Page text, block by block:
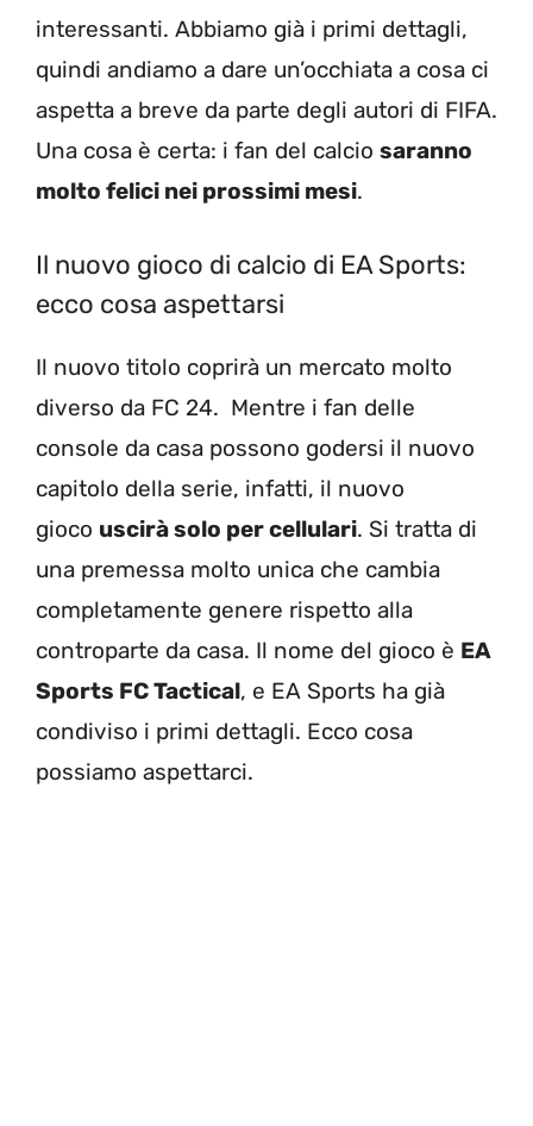
interessanti. Abbiamo già i primi dettagli,
quindi andiamo a dare un’occhiata a cosa ci
aspetta a breve da parte degli autori di FIFA.
Una cosa è certa: i fan del calcio saranno
molto felici nei prossimi mesi.
Il nuovo gioco di calcio di EA Sports:
ecco cosa aspettarsi
Il nuovo titolo coprirà un mercato molto
diverso da FC 24. Mentre i fan delle
console da casa possono godersi il nuovo
capitolo della serie, infatti, il nuovo
gioco uscirà solo per cellulari. Si tratta di
una premessa molto unica che cambia
completamente genere rispetto alla
controparte da casa. Il nome del gioco è EA
Sports FC Tactical, e EA Sports ha già
condiviso i primi dettagli. Ecco cosa
possiamo aspettarci.